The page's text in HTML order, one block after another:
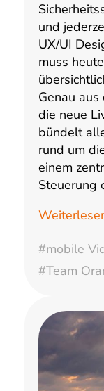
und
UX/UI
muss
Genau
die neue
bündelt
rund um
einem
Steuerung
#mobile
#Team